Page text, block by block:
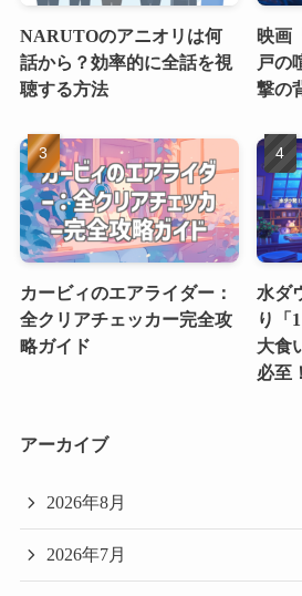
NARUTOのアニオリは何
話から？効率的に全話を視
聴する方法
映画
戸の
撃の
カービィのエアライダー：
全クリアチェッカー完全攻
略ガイド
水ダ
り「
大食
必至！
アーカイブ
2026年8月
2026年7月